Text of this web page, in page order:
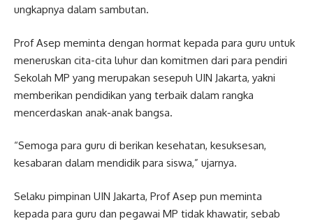
ungkapnya dalam sambutan.
Prof Asep meminta dengan hormat kepada para guru untuk
meneruskan cita-cita luhur dan komitmen dari para pendiri
Sekolah MP yang merupakan sesepuh UIN Jakarta, yakni
memberikan pendidikan yang terbaik dalam rangka
mencerdaskan anak-anak bangsa.
“Semoga para guru di berikan kesehatan, kesuksesan,
kesabaran dalam mendidik para siswa,” ujarnya.
Selaku pimpinan UIN Jakarta, Prof Asep pun meminta
kepada para guru dan pegawai MP tidak khawatir, sebab